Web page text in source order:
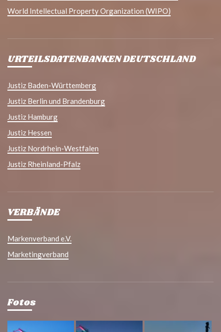
World Intellectual Property Organization (WIPO)
URTEILSDATENBANKEN DEUTSCHLAND
Justiz Baden-Württemberg
Justiz Berlin und Brandenburg
Justiz Hamburg
Justiz Hessen
Justiz Nordrhein-Westfalen
Justiz Rheinland-Pfalz
VERBÄNDE
Markenverband e.V.
Marketingverband
Fotos